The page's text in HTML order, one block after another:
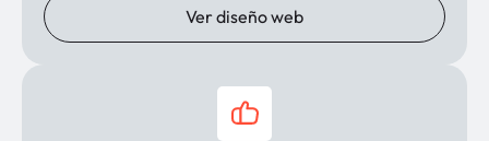
Ver diseño web